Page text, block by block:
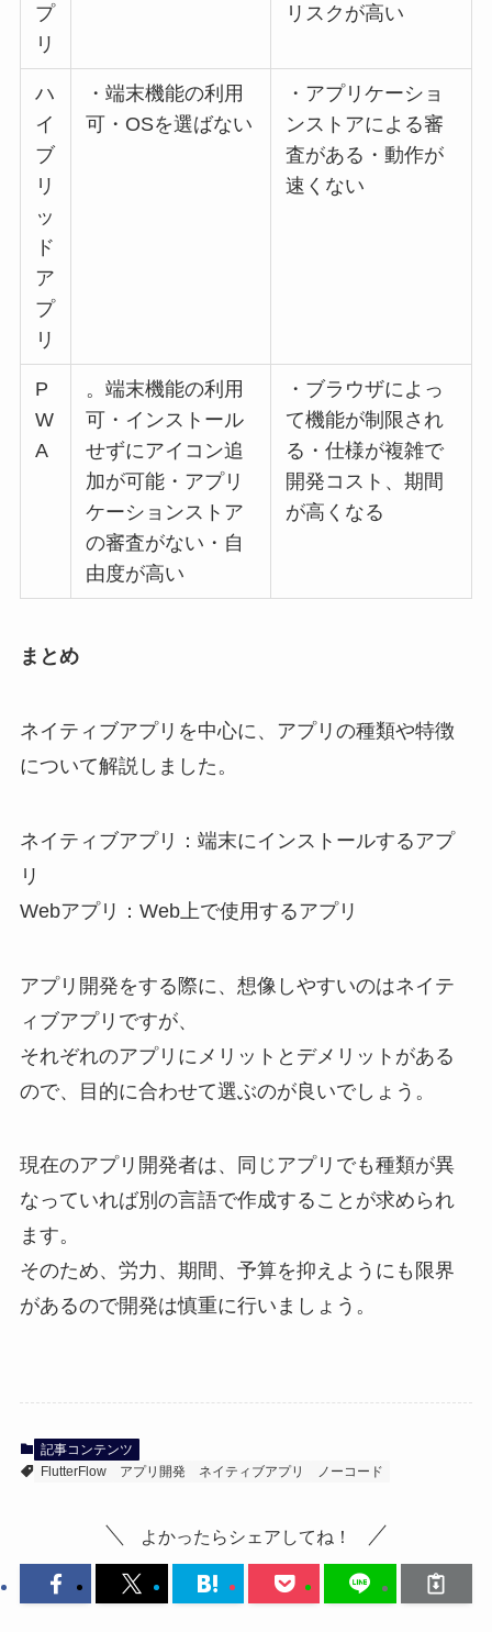
プ
リ
リスクが高い
ハ
イ
ブ
リ
ッ
ド
ア
プ
リ
・端末機能の利用
可・OSを選ばない
・アプリケーショ
ンストアによる審
査がある・動作が
速くない
P
W
A
。端末機能の利用
可・インストール
せずにアイコン追
加が可能・アプリ
ケーションストア
の審査がない・自
由度が高い
・ブラウザによっ
て機能が制限され
る・仕様が複雑で
開発コスト、期間
が高くなる
まとめ
ネイティブアプリを中心に、アプリの種類や特徴
について解説しました。
ネイティブアプリ：端末にインストールするアプ
リ
Webアプリ：Web上で使用するアプリ
アプリ開発をする際に、想像しやすいのはネイテ
ィブアプリですが、
それぞれのアプリにメリットとデメリットがある
ので、目的に合わせて選ぶのが良いでしょう。
現在のアプリ開発者は、同じアプリでも種類が異
なっていれば別の言語で作成することが求められ
ます。
そのため、労力、期間、予算を抑えようにも限界
があるので開発は慎重に行いましょう。
記事コンテンツ
FlutterFlow
アプリ開発 ネイティブアプリ ノーコード
よかったらシェアしてね！